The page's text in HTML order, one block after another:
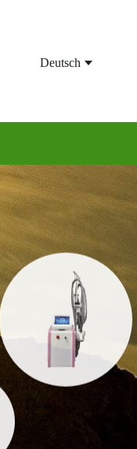
Deutsch